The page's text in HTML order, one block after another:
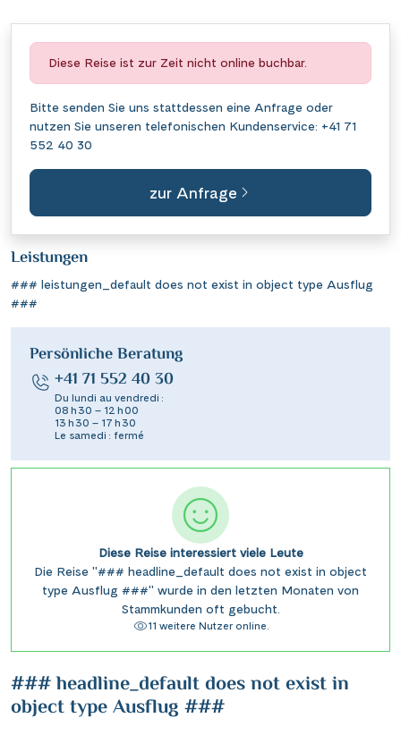
### headline_default does not exist in
object type Ausflug ###
Diese Reise ist zur Zeit nicht online buchbar.
Bitte senden Sie uns stattdessen eine Anfrage oder
nutzen Sie unseren telefonischen Kundenservice: +41 71
552 40 30
zur Anfrage
Leistungen
### leistungen_default does not exist in object type Ausflug
###
Persönliche Beratung
+41 71 552 40 30
Du lundi au vendredi :
08 h 30 – 12 h 00
13 h 30 – 17 h 30
Le samedi : fermé
Diese Reise interessiert viele Leute
Die Reise "### headline_default does not exist in object
type Ausflug ###" wurde in den letzten Monaten von
Stammkunden oft gebucht.
11 weitere Nutzer online.